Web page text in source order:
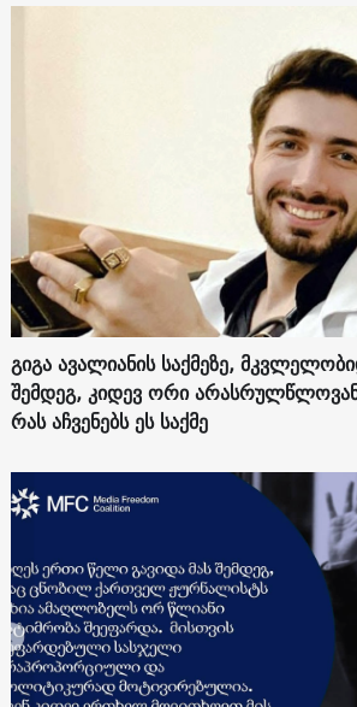
გიგა ავალიანის საქმეზე,
შემდეგ, კიდევ ორი
რას აჩვენებს ეს საქმე